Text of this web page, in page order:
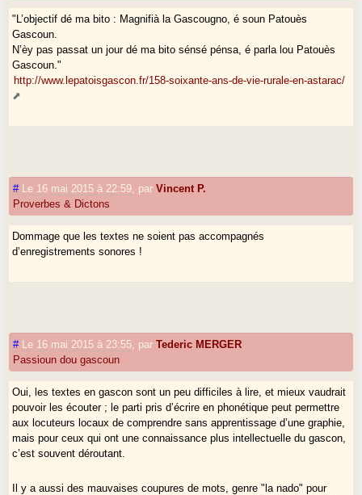
"L’objectif dé ma bito : Magnifià la Gascougno, é soun Patouès
Gascoun.
N’èy pas passat un jour dé ma bito sénsé pénsa, é parla lou Patouès
Gascoun."
http://www.lepatoisgascon.fr/158-soixante-ans-de-vie-rurale-en-astarac/
# Le 16 mai 2015 à 22:59 parVincent P.
Proverbes & Dictons
Dommage que les textes ne soient pas accompagnés
d’enregistrements sonores !
# Le 16 mai 2015 à 23:55 parTederic MERGER
Passioun dou gascoun
Oui, les textes en gascon sont un peu difficiles à lire, et mieux vaudrait
pouvoir les écouter ; le parti pris d’écrire en phonétique peut permettre
aux locuteurs locaux de comprendre sans apprentissage d’une graphie,
mais pour ceux qui ont une connaissance plus intellectuelle du gascon,
c’est souvent déroutant.
Il y a aussi des mauvaises coupures de mots, genre "la nado" pour